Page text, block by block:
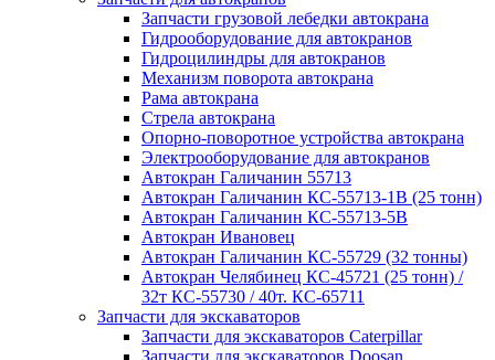
Запчасти грузовой лебедки автокрана
Гидрооборудование для автокранов
Гидроцилиндры для автокранов
Механизм поворота автокрана
Рама автокрана
Стрела автокрана
Опорно-поворотное устройства автокрана
Электрооборудование для автокранов
Автокран Галичанин 55713
Автокран Галичанин КС-55713-1В (25 тонн)
Автокран Галичанин КС-55713-5В
Автокран Ивановец
Автокран Галичанин КС-55729 (32 тонны)
Автокран Челябинец КС-45721 (25 тонн) /
32т КС-55730 / 40т. КС-65711
Запчасти для экскаваторов
Запчасти для экскаваторов Caterpillar
Запчасти для экскаваторов Doosan